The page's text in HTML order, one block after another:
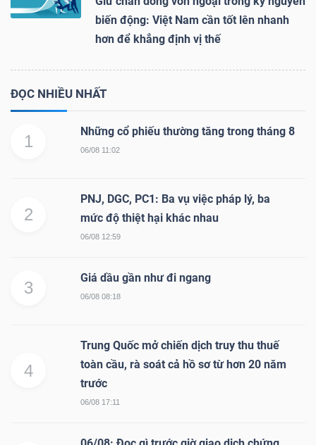
biến động: Việt Nam cần tốt lên nhanh
hơn để khẳng định vị thế
ĐỌC NHIỀU NHẤT
1
Những cổ phiếu thường tăng trong tháng 8
06/08 11:02
2
PNJ, DGC, PC1: Ba vụ việc pháp lý, ba
mức độ thiệt hại khác nhau
06/08 12:59
3
Giá dầu gần như đi ngang
06/08 08:18
4
Trung Quốc mở chiến dịch truy thu thuế
toàn cầu, rà soát cả hồ sơ từ hơn 20 năm
trước
06/08 17:11